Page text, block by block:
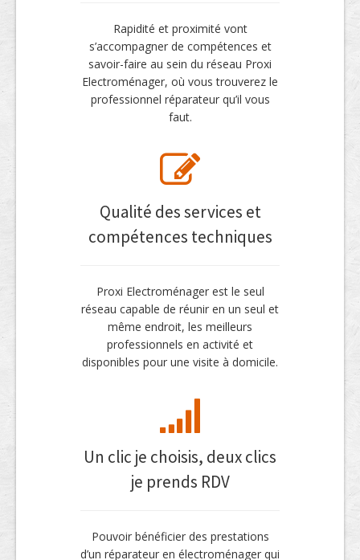
Rapidité et proximité vont
s’accompagner de compétences et
savoir-faire au sein du réseau Proxi
Electroménager, où vous trouverez le
professionnel réparateur qu’il vous
faut.
Qualité des services et
compétences techniques
Proxi Electroménager est le seul
réseau capable de réunir en un seul et
même endroit, les meilleurs
professionnels en activité et
disponibles pour une visite à domicile.
Un clic je choisis, deux clics
je prends RDV
Pouvoir bénéficier des prestations
d’un réparateur en électroménager qui